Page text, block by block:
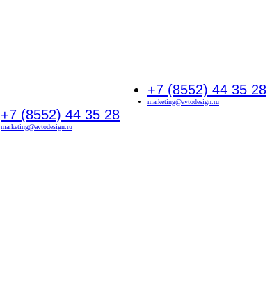
+7 (8552) 44 35 28
marketing@avtodesign.ru
+7 (8552) 44 35 28
marketing@avtodesign.ru